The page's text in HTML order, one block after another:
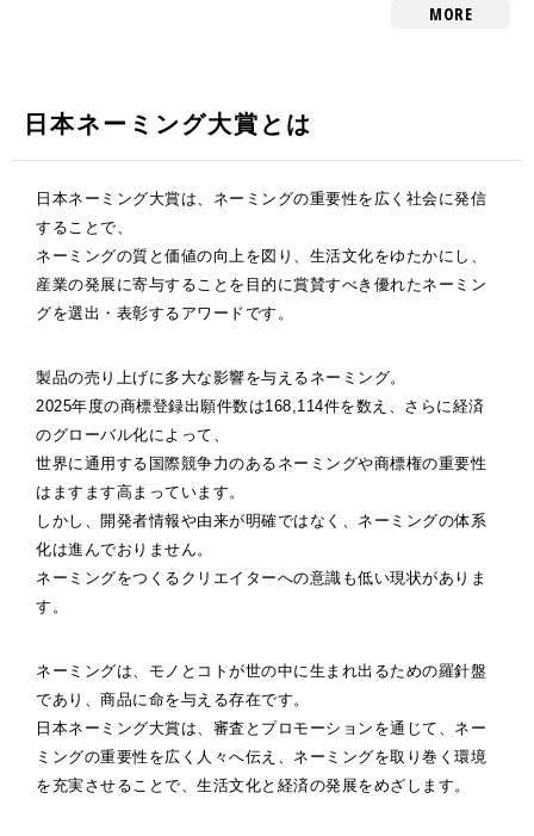
MORE
日本ネーミング大賞とは
日本ネーミング大賞は、ネーミングの重要性を広く社会に発信
することで、
ネーミングの質と価値の向上を図り、生活文化をゆたかにし、
産業の発展に寄与することを目的に賞賛すべき優れたネーミン
グを選出・表彰するアワードです。
製品の売り上げに多大な影響を与えるネーミング。
2025年度の商標登録出願件数は168,114件を数え、さらに経済
のグローバル化によって、
世界に通用する国際競争力のあるネーミングや商標権の重要性
はますます高まっています。
しかし、開発者情報や由来が明確ではなく、ネーミングの体系
化は進んでおりません。
ネーミングをつくるクリエイターへの意識も低い現状がありま
す。
ネーミングは、モノとコトが世の中に生まれ出るための羅針盤
であり、商品に命を与える存在です。
日本ネーミング大賞は、審査とプロモーションを通じて、ネー
ミングの重要性を広く人々へ伝え、ネーミングを取り巻く環境
を充実させることで、生活文化と経済の発展をめざします。